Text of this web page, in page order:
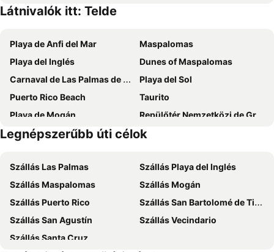
Sercotel Parque Las Palmas
Hotel LIVVO Fataga
Sercotel Playa Canteras
Hotel LIVVO Lumm
URBANSEA BEX
Hotel Concorde
Apartamentos Tinoca
AC Hotel Gran Canaria
Santa Catalina, a Royal Hideaway Hotel
Hotel Catalina
Villa Bandama Golf
Hotel Verol
Valtisya House Pool & Airport
Catalina Plaza Hotel Sostenible
Exe Las Palmas
Hotel Aloe Canteras
Hotel Escuela Santa Brígida
Crisol Faycan
TC Hotel Doña Luisa
Hotel Pujol
Hotel Madrid
Bull Astoria
Látnivalók itt: Telde
Playa de Anfi del Mar
Maspalomas
Playa del Inglés
Dunes of Maspalomas
Carnaval de Las Palmas de Gran Canaria
Playa del Sol
Puerto Rico Beach
Taurito
Playa de Mogán
Repülőtér Nemzetközi de Gran Canaria
Amadores
Gran Canaria Repülőtér
Arguineguín
Gran Canaria Stadium
Templo Ecuménico San Salvador
Aqualand Maspalomas
Yumbo centrum
Puerto de Mogán
Centro Comercial El Mirador
La Garita
Salinetas
Legnépszerűbb úti célok
Szállás Las Palmas
Szállás Playa del Inglés
Szállás Maspalomas
Szállás Mogán
Szállás Puerto Rico
Szállás San Bartolomé de Tirajana
Szállás San Agustín
Szállás Vecindario
Szállás Santa Cruz